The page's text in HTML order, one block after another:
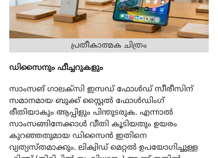
പ്രതീകാത്മക ചിത്രം
ഡിസൈനും ഫീച്ചറുകളും
സാംസങ് ഗാലക്സി ഇസഡ് ഫോൾഡ് സീരീസിന്
സമാനമായ ബുക്ക് സ്റ്റൈൽ ഫോൾഡിംഗ്
രീതിയാകും ആപ്പിളും പിന്തുടരുക. എന്നാൽ
സാംസങ്ങിനേക്കാൾ വീതി കൂടിയതും ഉയരം
കുറഞ്ഞതുമായ ഡിസൈൻ ഇതിനെ
വ്യത്യസ്തമാക്കും. ലിക്വിഡ് മെറ്റൽ ഉപയോഗിച്ചുള്ള